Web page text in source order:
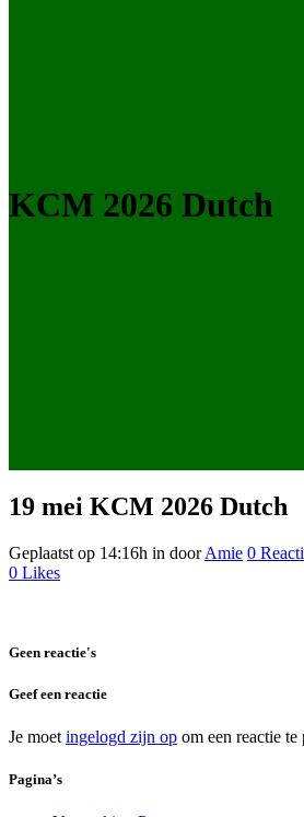
KCM 2026 Dutch
19 mei KCM 2026 Dutch
Geplaatst op 14:16h in doorAmie 0
0 Likes
Geen reactie's
Geef een reactie
Je moet ingelogd zijn op om een reactie te
Pagina’s